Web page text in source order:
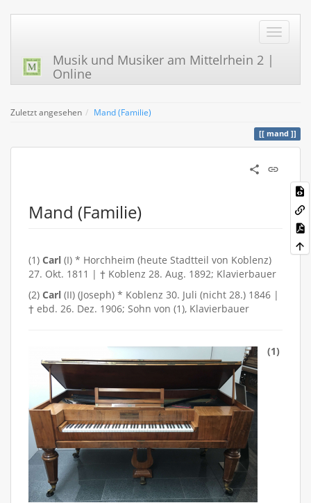
Musik und Musiker am Mittelrhein 2 |
Online
Zuletzt angesehen Mand (Familie)
mand
Mand (Familie)
(1) Carl (I) * Horchheim (heute Stadtteil von Koblenz)
27. Okt. 1811 | † Koblenz 28. Aug. 1892; Klavierbauer
(2) Carl (II) (Joseph) * Koblenz 30. Juli (nicht 28.) 1846 |
† ebd. 26. Dez. 1906; Sohn von (1), Klavierbauer
(1)